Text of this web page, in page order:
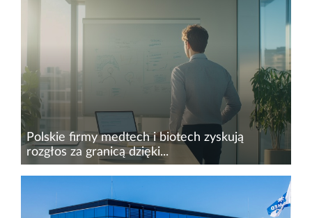
Polskie firmy medtech i biotech zyskują
rozgłos za granicą dzięki...
Rosnący eksport oraz nakłady na działania B+R
biotech&nbsp;oraz medtech. Przedsiębiorstwa z